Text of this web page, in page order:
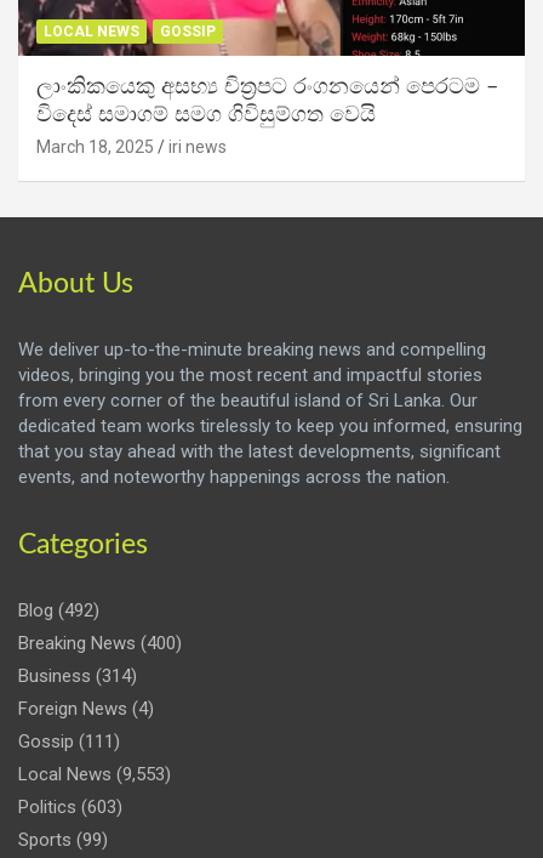
LOCAL NEWS GOSSIP
ලාංකිකයෙකු අසභ්‍ය චිත්‍රපට රංගනයෙන් පෙරටම –
විදෙස් සමාගම් සමග ගිවිසුම්ගත වෙයි
March 18, 2025 iri news
About Us
We deliver up-to-the-minute breaking news and compelling
videos, bringing you the most recent and impactful stories
from every corner of the beautiful island of Sri Lanka. Our
dedicated team works tirelessly to keep you informed, ensuring
that you stay ahead with the latest developments, significant
events, and noteworthy happenings across the nation.
Categories
Blog (492)
Breaking News (400)
Business (314)
Foreign News (4)
Gossip (111)
Local News (9,553)
Politics (603)
Sports (99)